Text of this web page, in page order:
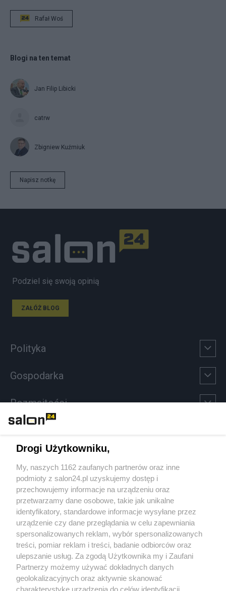
Rafał Woś
Blogi na ten temat
Jan Filip Libicki
catrw
Zbigniew Kuźmiuk
Napisz notkę
Podziel się swoją opinią
ZAŁÓŻ BLOG
Polityka
Gospodarka
Rozmaitości
Sport
Społeczeństwo
Kultura
X Facebook Instagram Youtube
Drogi Użytkowniku,
My, naszych 1162 zaufanych partnerów oraz inne
podmioty z salon24.pl uzyskujemy dostęp i
przechowujemy informacje na urządzeniu oraz
przetwarzamy dane osobowe, takie jak unikalne
identyfikatory, standardowe informacje wysyłane przez
urządzenie czy dane przeglądania w celu zapewniania
spersonalizowanych reklam, wybór spersonalizowanych
treści, pomiar reklam i treści, badanie odbiorców oraz
ulepszanie usług. Za zgodą Użytkownika my i Zaufani
Partnerzy możemy używać dokładnych danych
geolokalizacyjnych oraz aktywnie skanować
charakterystykę urządzenia do celów identyfikacji.